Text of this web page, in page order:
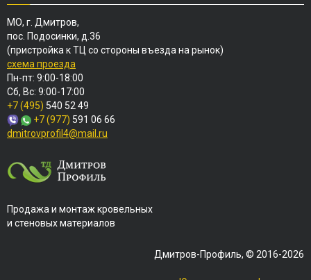
МО, г. Дмитров,
пос. Подосинки, д.36
(пристройка к ТЦ со стороны въезда на рынок)
схема проезда
Пн-пт: 9:00-18:00
Сб, Вс: 9:00-17:00
+7 (495) 540 52 49
+7 (977) 591 06 66
dmitrovprofil4@mail.ru
Продажа и монтаж кровельных
и стеновых материалов
Дмитров-Профиль, © 2016-2026